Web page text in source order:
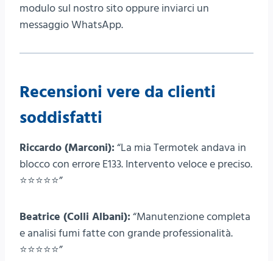
modulo sul nostro sito oppure inviarci un
messaggio WhatsApp.
Recensioni vere da clienti
soddisfatti
Riccardo (Marconi): “La mia Termotek andava in
blocco con errore E133. Intervento veloce e preciso.
⭐⭐⭐⭐⭐”
Beatrice (Colli Albani): “Manutenzione completa
e analisi fumi fatte con grande professionalità.
⭐⭐⭐⭐⭐”